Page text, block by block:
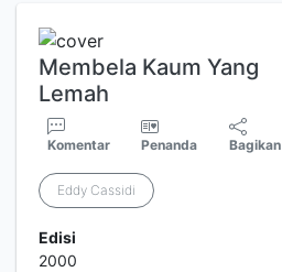
Membela Kaum Yang
Lemah
Komentar Penanda Bagikan
Eddy Cassidi
Edisi
2000